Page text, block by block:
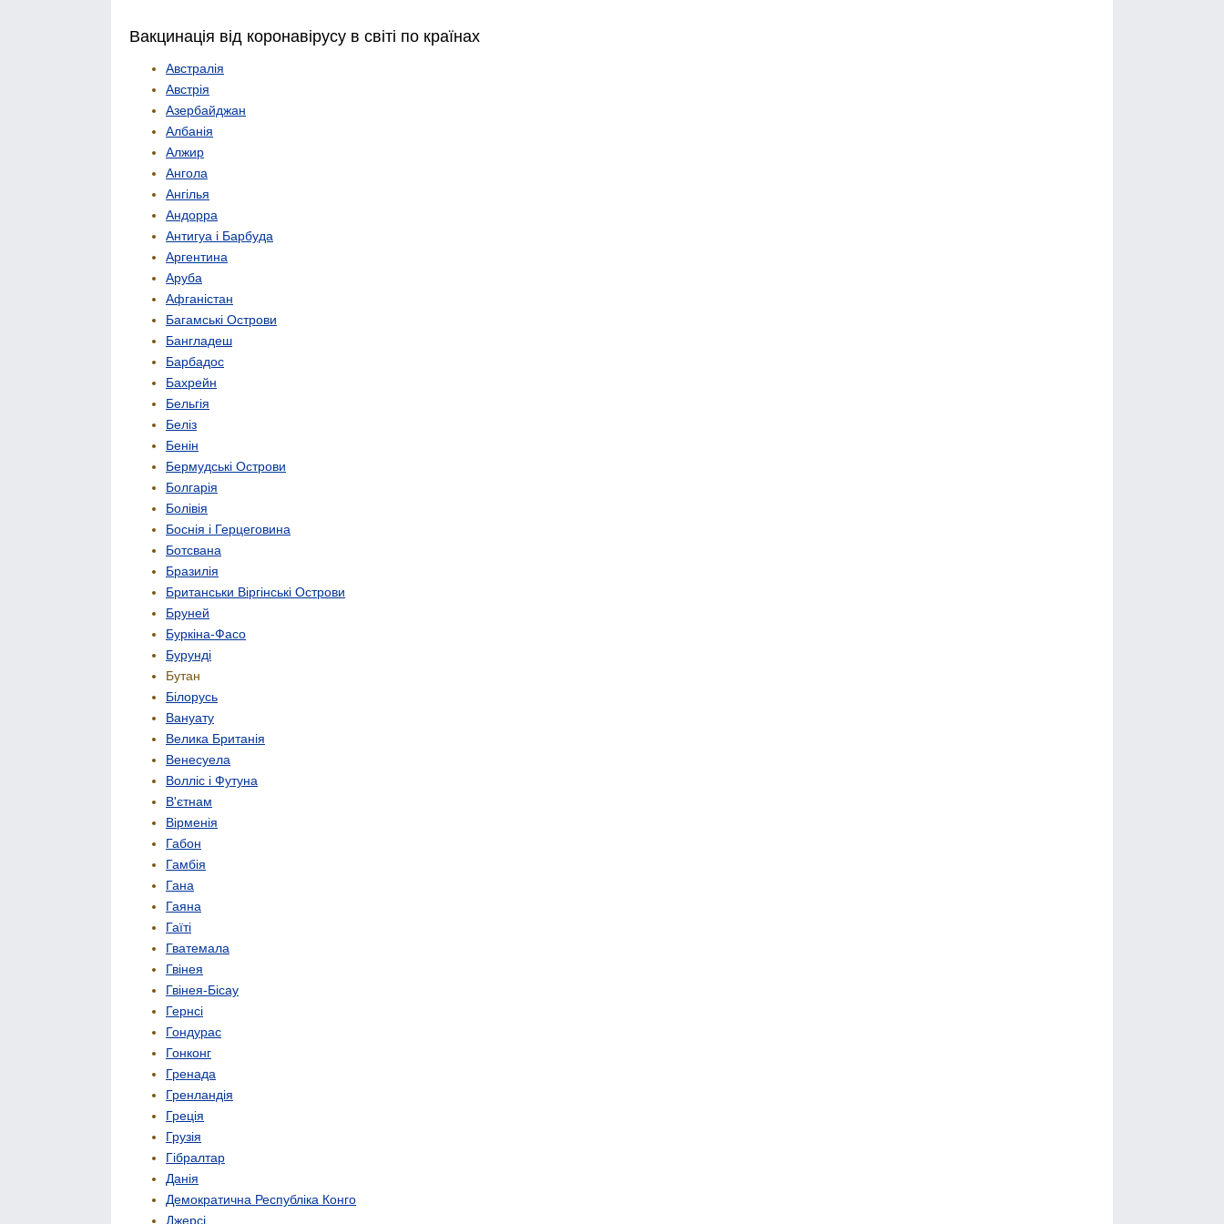
Вакцинація від коронавірусу в світі по країнах
Австралія
Австрія
Азербайджан
Албанія
Алжир
Ангола
Ангілья
Андорра
Антигуа і Барбуда
Аргентина
Аруба
Афганістан
Багамські Острови
Бангладеш
Барбадос
Бахрейн
Бельгія
Беліз
Бенін
Бермудські Острови
Болгарія
Болівія
Боснія і Герцеговина
Ботсвана
Бразилія
Британськи Віргінські Острови
Бруней
Буркіна-Фасо
Бурунді
Бутан
Білорусь
Вануату
Велика Британія
Венесуела
Волліс і Футуна
В'єтнам
Вірменія
Габон
Гамбія
Гана
Гаяна
Гаїті
Гватемала
Гвінея
Гвінея-Бісау
Гернсі
Гондурас
Гонконг
Гренада
Гренландія
Греція
Грузія
Гібралтар
Данія
Демократична Республіка Конго
Джерсі